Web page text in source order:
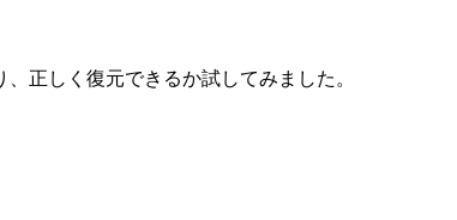
正しく復元できるか試してみました。